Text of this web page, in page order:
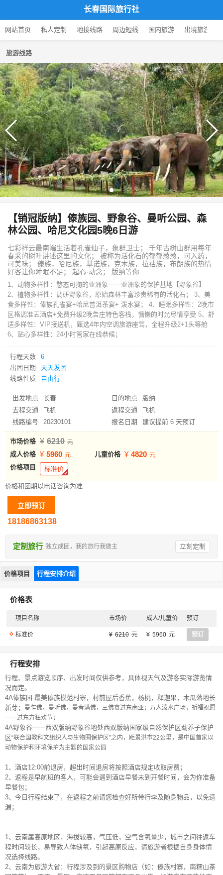
长春国际旅行社
网站首页 私人定制 地接线路 周边短线 国内旅游 出境旅游
旅游线路
【销冠版纳】傣族园、野象谷、曼听公园、森
林公园、哈尼文化园5晚6日游
七彩祥云最南端生活着孔雀仙子，象群卫士； 千年古树山群用每年
春采的树叶讲述这里的文化； 被称为活化石的郁郁葱葱，可入药，
可美味； 傣族，哈尼族，基诺族，克木族，拉祜族，布朗族的热情
好客让你睡眠不足； 起心·动念； 版纳等你
1、动物多样性：憨态可掬的亚洲象——亚洲象的保护基地【野象谷】
2、植物多样性：调研野象谷，原始森林丰富珍贵稀有的活化石； 3、美
食多样性：傣族孔雀宴+哈尼普洱茶宴+ 泼水宴； 4、睡眠多样性：2晚市
区格调准五酒店+免费升级2晚告庄特色客栈，慵懒的时光尽情享受 5、舒
适多样性：VIP接送机，甄选4年内空调旅游座驾，全程升级2+1头等舱
6、贴心多样性：24小时管家在线恭候；
行程天数
6
出团日期
天天发团
线路性质
自由行
出发地点 长春 目的地点
版纳
去程交通
飞机 返程交通
飞机
线路编号
20230101 报名日期 建议提前 6 天预订
市场价格 6210
成人价格 5960 儿童价格 4820
价格项目 标准价
价格和团期以电话咨询为准
18186863138
定制旅行 独立成团，我的旅行我做主 立刻定制
价格项目 行程安排介绍
价格表
项目名称 市场价 成人/儿童价 预订
标准价 6210 5960 预订
行程安排
行程、景点游览顺序、出发时间仅供参考，具体视天气及游客实际游览情
况而定。
4A傣族园-最美傣族模范村寨，村前屋后香蕉，杨桃，释迦果，木瓜落地长
新芽；
曼乍佛，曼听佛，曼春满佛，三佛赛过东南亚； 万人泼水广场，祈福祝愿
——过东方狂欢节；
4A野象谷——西双版纳野象谷地处西双版纳国家级自然保护区勐养子保护
区“联合国教科文组织人与生物圈保护区”之内，距景洪市22公里， 是中国首家以
动物保护和环境保护为主题的国家公园
1、酒店12:00前退房，超出时间退房将按照酒店规定收取房费；
2、返程是早航班的客人，可能会遇到酒店早餐未到开餐时间，会为你准备
早餐包；
3、今日行程结束了，在返程之前请您检查好所带行李及随身物品，以免遗
漏；
1、云南属高原地区，海拔较高，气压低，空气含氧量少，城市之间往返车
程时间较长，易导致人体缺氧，引起高原反应，请旅游者根据自身身体情
况选择线路。
2、云南为旅游大省：行程涉及到的景区购物店（如：傣族村寨，南糯山茶